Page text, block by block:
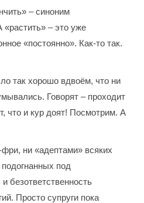
– синоним
«растить» – это уже
«постоянно». Как-то так.
так хорошо вдвоём, что ни
Говорят – проходит
что и кур доят! Посмотрим. А
ни «адептами» всяких
под
безответственность
Просто супруги пока